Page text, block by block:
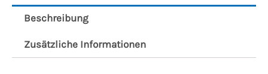
Beschreibung
Zusätzliche Informationen